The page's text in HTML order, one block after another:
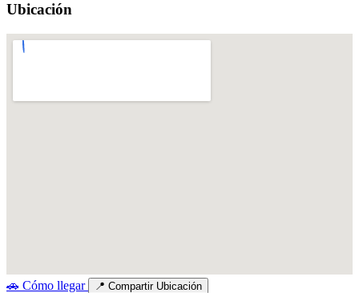
Ubicación
🚗 Cómo llegar 📍 Compartir Ubicación